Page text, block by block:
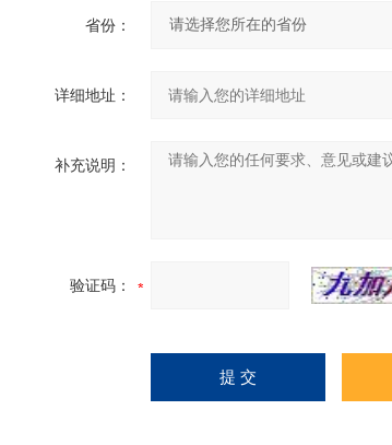
省份：
详细地址：
补充说明：
验证码：